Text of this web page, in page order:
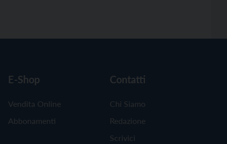
E-Shop
Vendita Online
Abbonamenti
Contatti
Chi Siamo
Redazione
Scrivici